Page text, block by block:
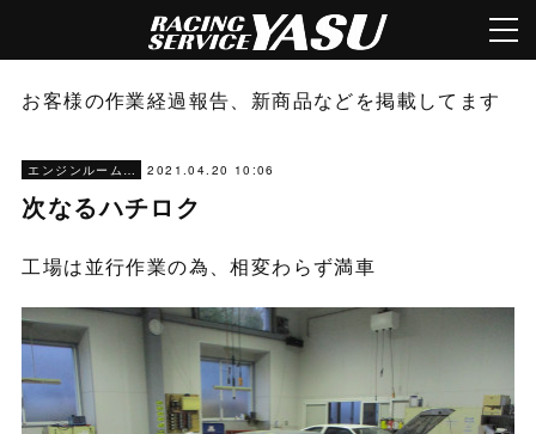
お客様の作業経過報告、新商品などを掲載してます
エンジンルーム塗装 2021.04.20 10:06
次なるハチロク
工場は並行作業の為、相変わらず満車